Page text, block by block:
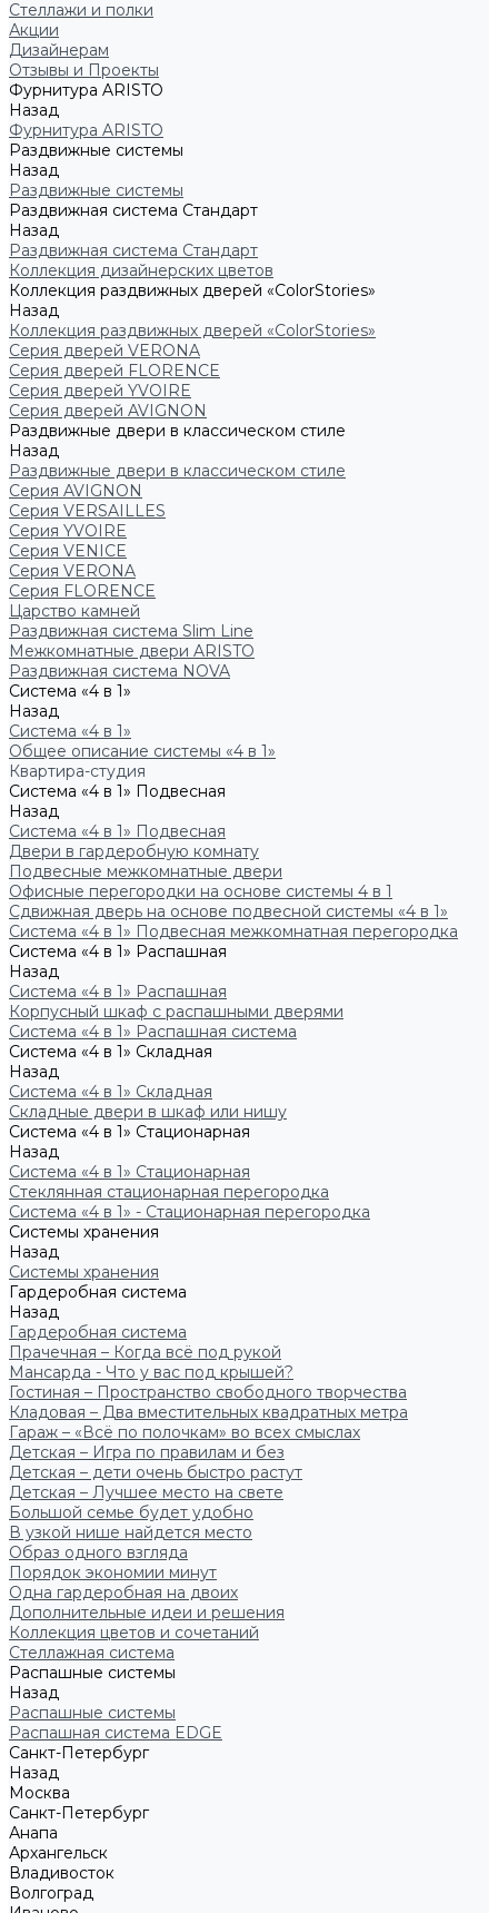
Стеллажи и полки
Акции
Дизайнерам
Отзывы и Проекты
Фурнитура ARISTO
Назад
Фурнитура ARISTO
Раздвижные системы
Назад
Раздвижные системы
Раздвижная система Стандарт
Назад
Раздвижная система Стандарт
Коллекция дизайнерских цветов
Коллекция раздвижных дверей «ColorStories»
Назад
Коллекция раздвижных дверей «ColorStories»
Серия дверей VERONA
Серия дверей FLORENCE
Серия дверей YVOIRE
Серия дверей AVIGNON
Раздвижные двери в классическом стиле
Назад
Раздвижные двери в классическом стиле
Серия AVIGNON
Серия VERSAILLES
Серия YVOIRE
Серия VENICE
Серия VERONA
Серия FLORENCE
Царство камней
Раздвижная система Slim Line
Межкомнатные двери ARISTO
Раздвижная система NOVA
Система «4 в 1»
Назад
Система «4 в 1»
Общее описание системы «4 в 1»
Квартира-студия
Система «4 в 1» Подвесная
Назад
Система «4 в 1» Подвесная
Двери в гардеробную комнату
Подвесные межкомнатные двери
Офисные перегородки на основе системы 4 в 1
Сдвижная дверь на основе подвесной системы «4 в 1»
Система «4 в 1» Подвесная межкомнатная перегородка
Система «4 в 1» Распашная
Назад
Система «4 в 1» Распашная
Корпусный шкаф с распашными дверями
Система «4 в 1» Распашная система
Система «4 в 1» Складная
Назад
Система «4 в 1» Складная
Складные двери в шкаф или нишу
Система «4 в 1» Стационарная
Назад
Система «4 в 1» Стационарная
Стеклянная стационарная перегородка
Система «4 в 1» - Стационарная перегородка
Системы хранения
Назад
Системы хранения
Гардеробная система
Назад
Гардеробная система
Прачечная – Когда всё под рукой
Мансарда - Что у вас под крышей?
Гостиная – Пространство свободного творчества
Кладовая – Два вместительных квадратных метра
Гараж – «Всё по полочкам» во всех смыслах
Детская – Игра по правилам и без
Детская – дети очень быстро растут
Детская – Лучшее место на свете
Большой семье будет удобно
В узкой нише найдется место
Образ одного взгляда
Порядок экономии минут
Одна гардеробная на двоих
Дополнительные идеи и решения
Коллекция цветов и сочетаний
Стеллажная система
Распашные системы
Назад
Распашные системы
Распашная система EDGE
Санкт-Петербург
Назад
Москва
Санкт-Петербург
Анапа
Архангельск
Владивосток
Волгоград